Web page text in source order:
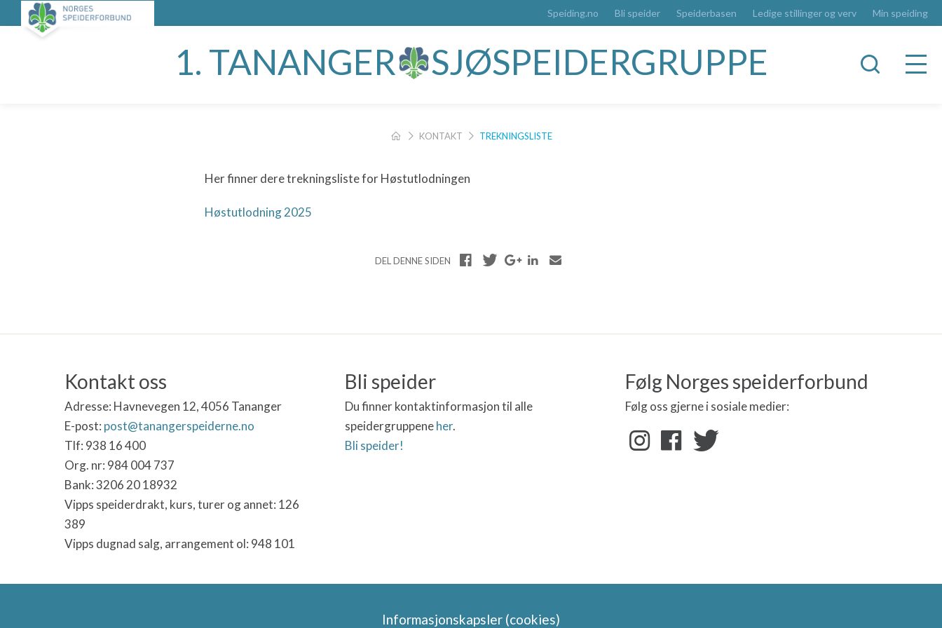
Speiding.no Bli speider Speiderbasen Ledige stillinger og verv Min speiding
1. TANANGER SJØSPEIDERGRUPPE
KONTAKT TREKNINGSLISTE
Her finner dere trekningsliste for Høstutlodningen
Høstutlodning 2025
DEL DENNE SIDEN
Kontakt oss
Adresse: Havnevegen 12, 4056 Tananger
E-post: post@tanangerspeiderne.no
Tlf: 938 16 400
Org. nr: 984 004 737
Bank: 3206 20 18932
Vipps speiderdrakt, kurs, turer og annet: 126
389
Vipps dugnad salg, arrangement ol: 948 101
Bli speider
Du finner kontaktinformasjon til alle
speidergruppeneher.
Bli speider!
Følg Norges speiderforbund
Følg oss gjerne i sosiale medier:
Informasjonskapsler (cookies)